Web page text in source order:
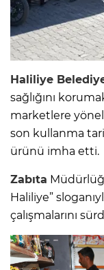
Haliliye
sağlığını
marketlere
son kullanma
ürünü imha etti.
Zabıta
Haliliye”
çalışmalarını